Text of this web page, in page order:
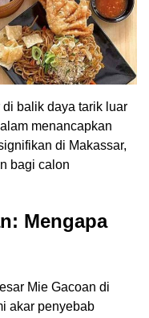
balik daya tarik luar
menancapkan
di Makassar,
bagi calon
Mengapa
Mie Gacoan di
akar penyebab